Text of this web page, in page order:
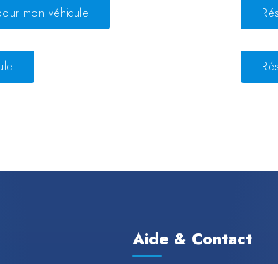
mon véhicule
Aide & Contact